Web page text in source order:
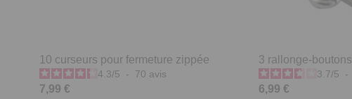
10 curseurs pour fermeture zippée
4.3/5 - 70 avis
7,99 €
3 rallonge-boutons
3.7/5 -
6,99 €